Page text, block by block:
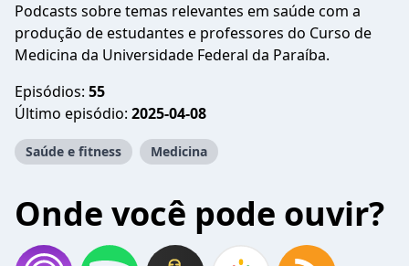
Podcasts sobre temas relevantes em saúde com a
produção de estudantes e professores do Curso de
Medicina da Universidade Federal da Paraíba.
Episódios: 55
Último episódio: 2025-04-08
Saúde e fitness Medicina
Onde você pode ouvir?